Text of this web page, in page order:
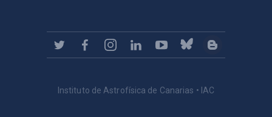
Instituto de Astrofísica de Canarias • IAC